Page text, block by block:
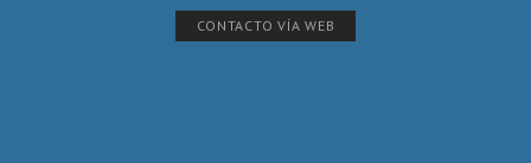
CONTACTO VÍA WEB